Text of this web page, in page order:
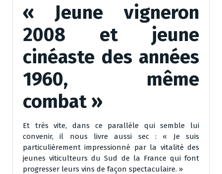
« Jeune vigneron
2008 et jeune
cinéaste des années
1960, même
combat »
Et très vite, dans ce parallèle qui semble lui
convenir, il nous livre aussi sec : « Je suis
particulièrement impressionné par la vitalité des
jeunes viticulteurs du Sud de la France qui font
progresser leurs vins de façon spectaculaire. »